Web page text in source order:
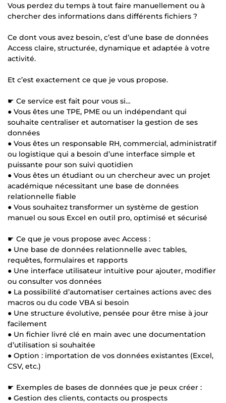
Vous perdez du temps à tout faire manuellement ou à
chercher des informations dans différents fichiers ?
Ce dont vous avez besoin, c’est d’une base de données
Access claire, structurée, dynamique et adaptée à votre
activité.
Et c’est exactement ce que je vous propose.
☛ Ce service est fait pour vous si…
● Vous êtes une TPE, PME ou un indépendant qui
souhaite centraliser et automatiser la gestion de ses
données
● Vous êtes un responsable RH, commercial, administratif
ou logistique qui a besoin d’une interface simple et
puissante pour son suivi quotidien
● Vous êtes un étudiant ou un chercheur avec un projet
académique nécessitant une base de données
relationnelle fiable
● Vous souhaitez transformer un système de gestion
manuel ou sous Excel en outil pro, optimisé et sécurisé
☛ Ce que je vous propose avec Access :
● Une base de données relationnelle avec tables,
requêtes, formulaires et rapports
● Une interface utilisateur intuitive pour ajouter, modifier
ou consulter vos données
● La possibilité d’automatiser certaines actions avec des
macros ou du code VBA si besoin
● Une structure évolutive, pensée pour être mise à jour
facilement
● Un fichier livré clé en main avec une documentation
d’utilisation si souhaitée
● Option : importation de vos données existantes (Excel,
CSV, etc.)
☛ Exemples de bases de données que je peux créer :
● Gestion des clients, contacts ou prospects